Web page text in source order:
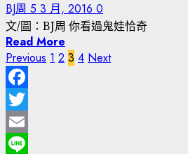
BJ周 5 3 月, 2016 0
文/圖：BJ周 你看過鬼娃恰奇
Read More
文
章
分
頁
Previous 1 2 3 4 Next
Facebook
Twitter
Email